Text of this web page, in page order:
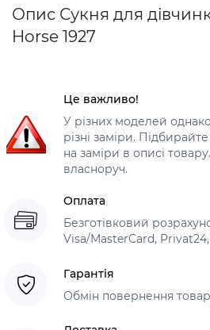
Опис Сукня для
Horse 1927
Це важливо!
У різних моделей
різні заміри.
на заміри в описі
власноруч.
Оплата
Безготівковий
Visa/MasterCard,
Гарантія
Обмін повернення